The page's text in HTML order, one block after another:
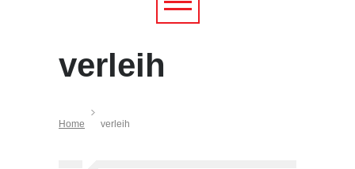
verleih
Home verleih